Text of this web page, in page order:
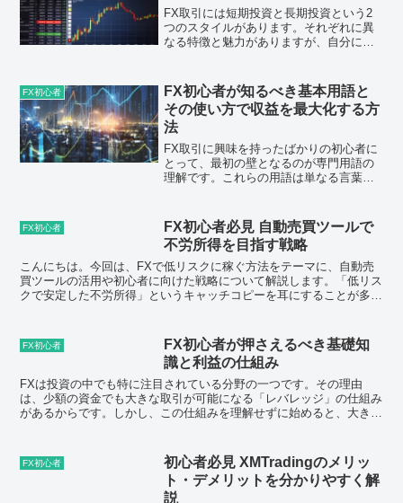
FX取引には短期投資と長期投資という2
つのスタイルがあります。それぞれに異
なる特徴と魅力がありますが、自分に合
ことが重要です。本記事では、長期投資
の特性とその魅力に焦点...
FX初心者
FX初心者が知るべき基本用語と
その使い方で収益を最大化する方
法
FX取引に興味を持ったばかりの初心者に
とって、最初の壁となるのが専門用語の
理解です。これらの用語は単なる言葉で
最大化するために知っておくべき100個の
基本用語を7つの...
FX初心者
FX初心者必見 自動売買ツールで
不労所得を目指す戦略
こんにちは。今回は、FXで低リスクに稼ぐ方法をテーマに、自動売
買ツールの活用や初心者に向けた戦略について解説します。「低リス
クで安定した不労所得」というキャッチコピーを耳にすることが多い
FX初心者
FX初心者が押さえるべき基礎知
識と利益の仕組み
FXは投資の中でも特に注目されている分野の一つです。その理由
は、少額の資金でも大きな取引が可能になる「レバレッジ」の仕組み
があるからです。しかし、この仕組みを理解せずに始めると、大きな
FX初心者
初心者必見 XMTradingのメリッ
ト・デメリットを分かりやすく解
説